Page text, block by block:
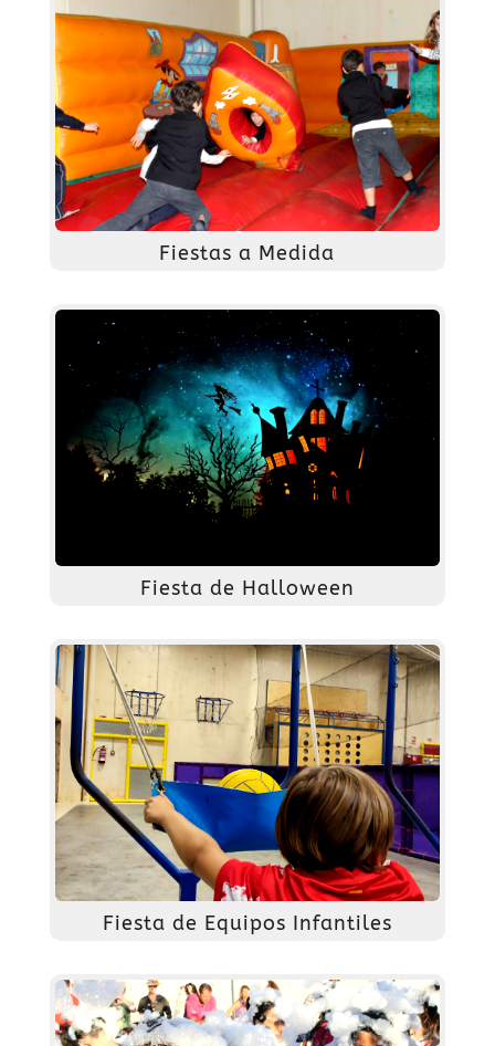
Fiestas a Medida
Fiesta de Halloween
Fiesta de Equipos Infantiles